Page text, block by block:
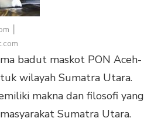
⎮
badut maskot PON Aceh-
wilayah Sumatra Utara.
makna dan filosofi yang
Sumatra Utara.